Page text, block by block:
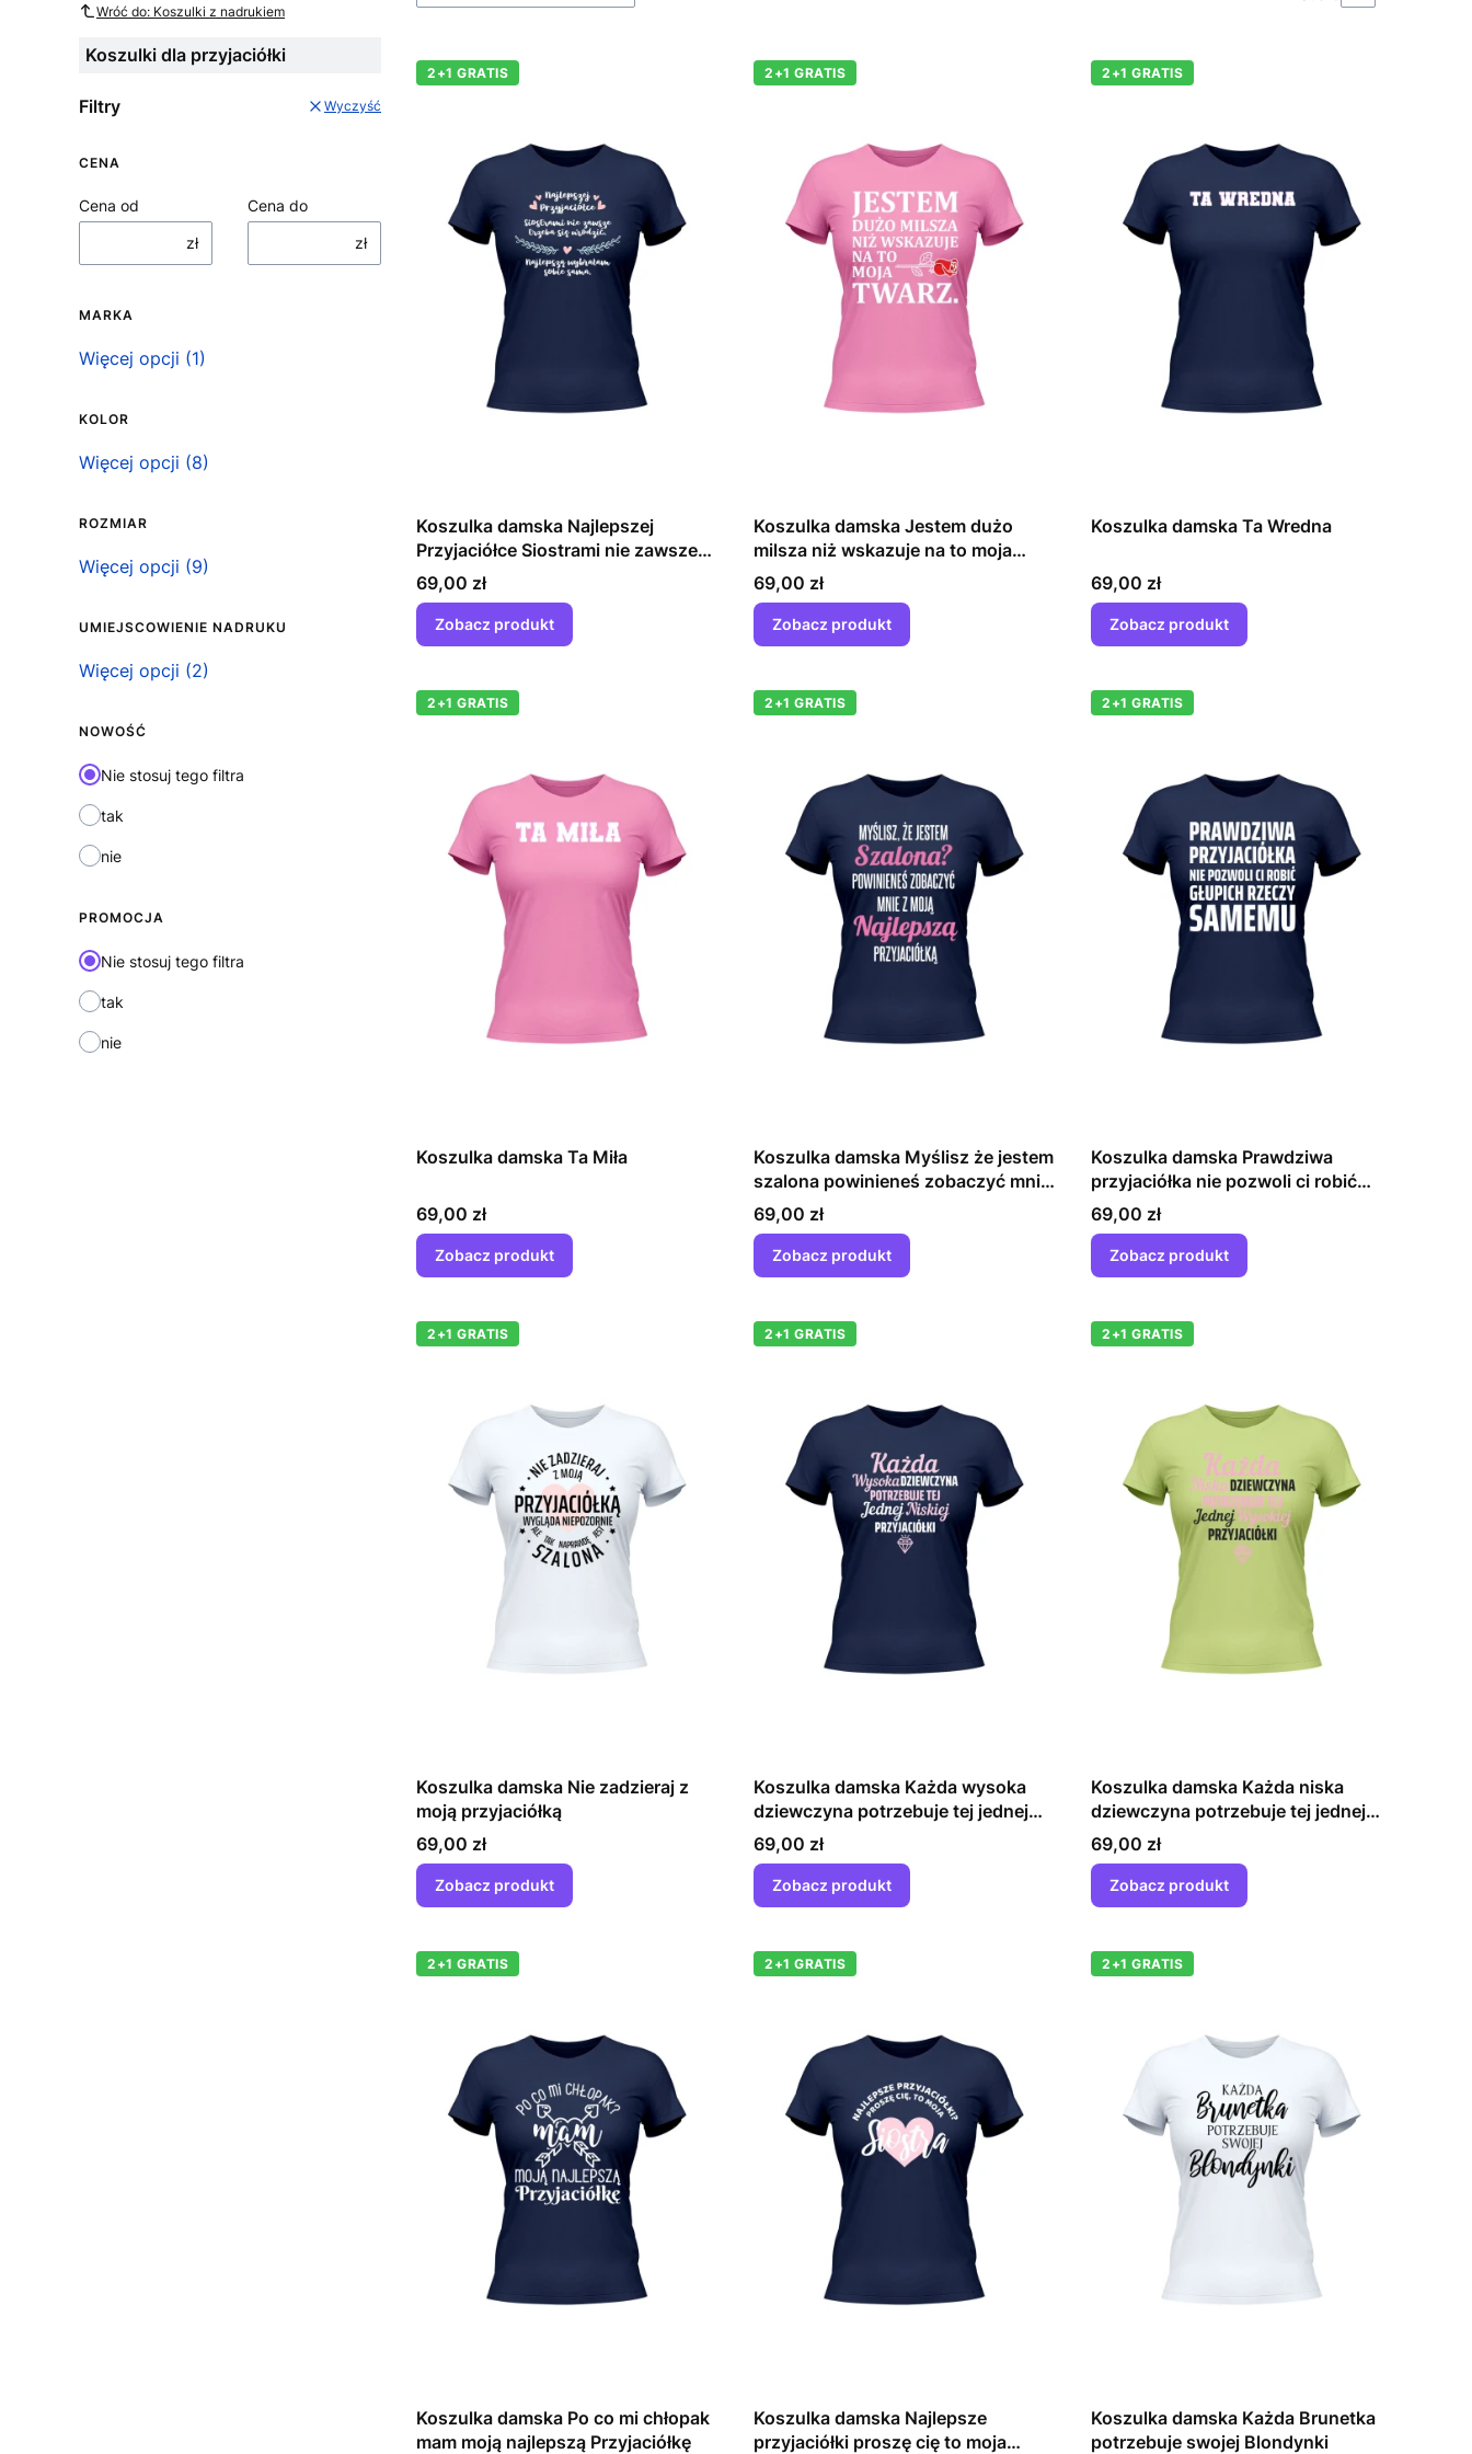
Wróć do: Koszulki z nadrukiem
Koszulki dla przyjaciółki
Filtry Wyczyść
CENA
Cena od
zł
Cena do
zł
MARKA
Marka
Więcej opcji (1)
KOLOR
Kolor
Więcej opcji (8)
ROZMIAR
Rozmiar
Więcej opcji (9)
UMIEJSCOWIENIE NADRUKU
Umiejscowienie nadruku
Więcej opcji (2)
NOWOŚĆ
Nie stosuj tego filtra
tak
nie
PROMOCJA
Nie stosuj tego filtra
tak
nie
2+1 GRATIS
Koszulka damska Najlepszej
Przyjaciółce Siostrami nie zawsze
trzeba się urodzić
Cena
69,00 zł
Zobacz produkt
2+1 GRATIS
Koszulka damska Jestem dużo
milsza niż wskazuje na to moja
twarz
Cena
69,00 zł
Zobacz produkt
2+1 GRATIS
Koszulka damska Ta Wredna
Cena
69,00 zł
Zobacz produkt
2+1 GRATIS
Koszulka damska Ta Miła
Cena
69,00 zł
Zobacz produkt
2+1 GRATIS
Koszulka damska Myślisz że jestem
szalona powinieneś zobaczyć mnie
z moją przyjaciółką
Cena
69,00 zł
Zobacz produkt
2+1 GRATIS
Koszulka damska Prawdziwa
przyjaciółka nie pozwoli ci robić
głupich rzeczy samemu
Cena
69,00 zł
Zobacz produkt
2+1 GRATIS
Koszulka damska Nie zadzieraj z
moją przyjaciółką
Cena
69,00 zł
Zobacz produkt
2+1 GRATIS
Koszulka damska Każda wysoka
dziewczyna potrzebuje tej jednej
niskiej przyjaciółki
Cena
69,00 zł
Zobacz produkt
2+1 GRATIS
Koszulka damska Każda niska
dziewczyna potrzebuje tej jednej
wysokiej przyjaciółki
Cena
69,00 zł
Zobacz produkt
2+1 GRATIS
Koszulka damska Po co mi chłopak
mam moją najlepszą Przyjaciółkę
2+1 GRATIS
Koszulka damska Najlepsze
przyjaciółki proszę cię to moja
2+1 GRATIS
Koszulka damska Każda Brunetka
potrzebuje swojej Blondynki